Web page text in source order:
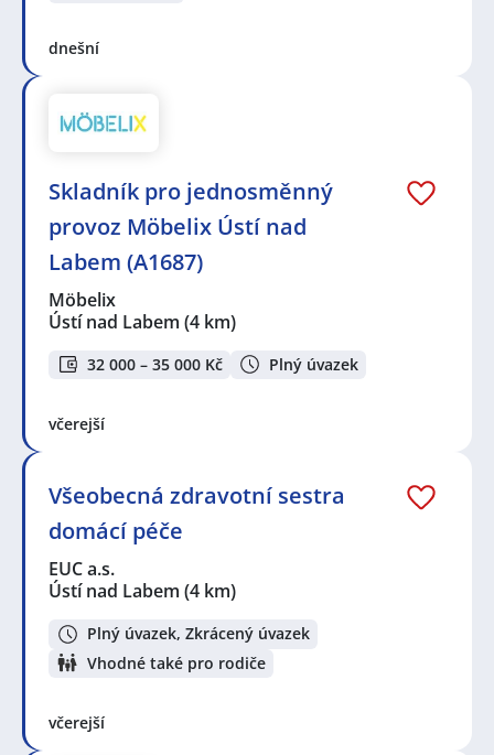
dnešní
Skladník pro jednosměnný
provoz Möbelix Ústí nad
Labem (A1687)
Möbelix
Ústí nad Labem (4 km)
32 000 – 35 000 Kč Plný úvazek
včerejší
Všeobecná zdravotní sestra
domácí péče
EUC a.s.
Ústí nad Labem (4 km)
Plný úvazek, Zkrácený úvazek
Vhodné také pro rodiče
včerejší